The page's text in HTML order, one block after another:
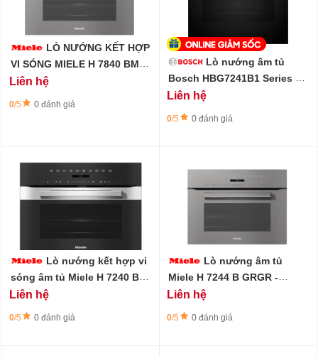
LÒ NƯỚNG KẾT HỢP
VI SÓNG MIELE H 7840 BMX
GRGR
Liên hệ
0/5 0 đánh giá
Lò nướng âm tủ
Bosch HBG7241B1 Series 8 -
60x60cm - 71L - Màu Đen
Liên hệ
0/5 0 đánh giá
Lò nướng kết hợp vi
sóng âm tủ Miele H 7240 BM
EDST/CLST - Làm sạch
PerfectClean
Liên hệ
0/5 0 đánh giá
Lò nướng âm tủ
Miele H 7244 B GRGR -
45CM, 49L, Nướng hơi nước
Liên hệ
0/5 0 đánh giá